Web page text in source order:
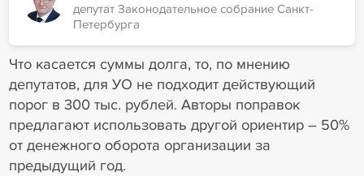
депутат Законодательное собрание Санкт-
Петербурга
Что касается суммы долга, то, по мнению
депутатов, для УО не подходит действующий
порог в 300 тыс. рублей. Авторы поправок
предлагают использовать другой ориентир – 50%
от денежного оборота организации за
предыдущий год.